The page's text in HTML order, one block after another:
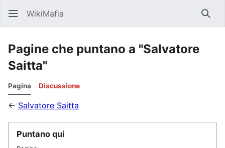
WikiMafia
Pagine che puntano a "Salvatore
Saitta"
Pagina Discussione
← Salvatore Saitta
Puntano qui